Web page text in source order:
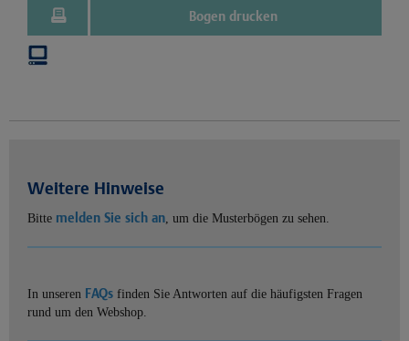
Bogen drucken
Weitere Hinweise
Bitte melden Sie sich an, um die Musterbögen zu sehen.
In unseren FAQs finden Sie Antworten auf die häufigsten Fragen
rund um den Webshop.